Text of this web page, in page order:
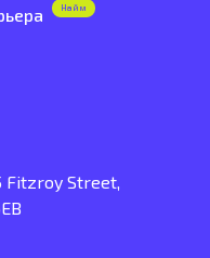
Найм
Fitzroy Street,